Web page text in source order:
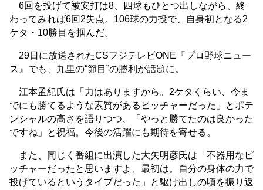
6回を投げて被安打は8、四球もひとつ出しながら、終
わってみれば6回2失点。106球の力投で、自身初となる2
ケタ・10勝目を掴んだ。
29日に放送されたCSフジテレビONE『プロ野球ニュー
ス』でも、九里の“節目”の勝利が話題に。
江本孟紀氏は「力はありますから。2ケタくらい、今ま
でにも勝てるような素質があるピッチャーだった」とポテ
ンシャルの高さを語りつつ、「やっと勝てたのは良かった
ですね」と祝福。今後の活躍にも期待を寄せる。
また、同じく番組に出演した大矢明彦氏は「不器用なピ
ッチャーだったと思いますよ、最初は。自分の身体の力で
投げているというタイプだった」と駆け出しの頃を振り返